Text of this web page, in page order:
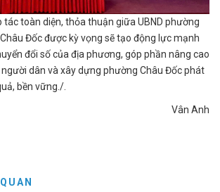
tác toàn diện, thỏa thuận giữa UBND phường
Đốc được kỳ vọng sẽ tạo động lực mạnh
đổi số của địa phương, góp phần nâng cao
dân và xây dựng phường Châu Đốc phát
bền vững./.
Vân Anh